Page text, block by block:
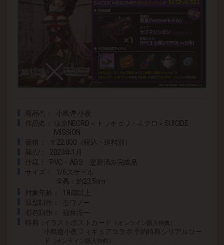
商品名
小鳥遊 小夜
作品名
凍京NECRO＜トウキョウ・ネクロ＞SUICIDE
MISSION
価格
￥22,000（税込・送料別）
発売
2023年1月
仕様
PVC・ABS 塗装済み完成品
サイズ
1/6スケール
全高：約23.5cm
対象年齢
18歳以上
原型制作
モワノー
彩色制作
特典
イラストポストカード （オンライン購入特典）
小鳥遊小夜フィギュアコラボ 予約特典シリアルコー
ド
（オンライン購入特典）